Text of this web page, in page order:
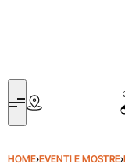
HOME›EVENTI E MOSTRE›